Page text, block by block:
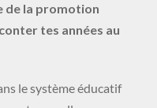
de la promotion
tes années au
le système éducatif